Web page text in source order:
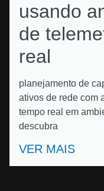
usando
de
real
planejamento de
ativos de rede com
tempo real em
descubra
VER MAIS